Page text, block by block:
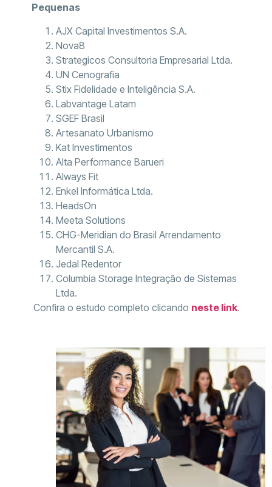
Pequenas
AJX Capital Investimentos S.A.
Nova8
Strategicos Consultoria Empresarial Ltda.
UN Cenografia
Stix Fidelidade e Inteligência S.A.
Labvantage Latam
SGEF Brasil
Artesanato Urbanismo
Kat Investimentos
Alta Performance Barueri
Always Fit
Enkel Informática Ltda.
HeadsOn
Meeta Solutions
CHG-Meridian do Brasil Arrendamento
Mercantil S.A.
Jedal Redentor
Columbia Storage Integração de Sistemas
Ltda.
Confira o estudo completo clicando neste link.